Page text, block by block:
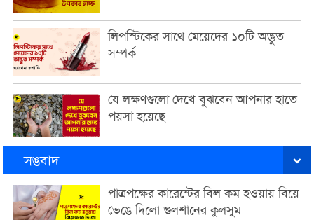
লিপস্টিকের সাথে মেয়েদের ১০টি অদ্ভুত
সম্পর্ক
যে লক্ষণগুলো দেখে বুঝবেন আপনার হাতে
পয়সা হয়েছে
সঙবাদ
পাত্রপক্ষের কারেন্টের বিল কম হওয়ায় বিয়ে
ভেঙে দিলো গুলশানের কুলসুম